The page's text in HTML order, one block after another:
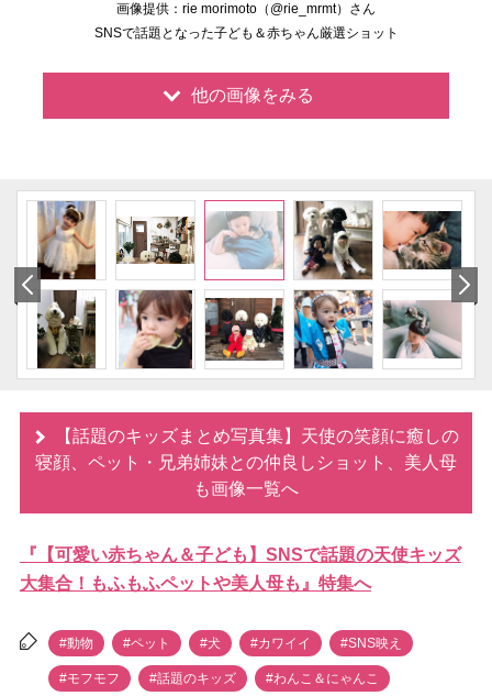
画像提供：rie morimoto（@rie_mrmt）さん
SNSで話題となった子ども＆赤ちゃん厳選ショット
他の画像をみる
【話題のキッズまとめ写真集】天使の笑顔に癒しの
寝顔、ペット・兄弟姉妹との仲良しショット、美人母
も画像一覧へ
『【可愛い赤ちゃん＆子ども】SNSで話題の天使キッズ
大集合！もふもふペットや美人母も』特集へ
#動物 #ペット #犬 #カワイイ #SNS映え
#モフモフ #話題のキッズ #わんこ＆にゃんこ